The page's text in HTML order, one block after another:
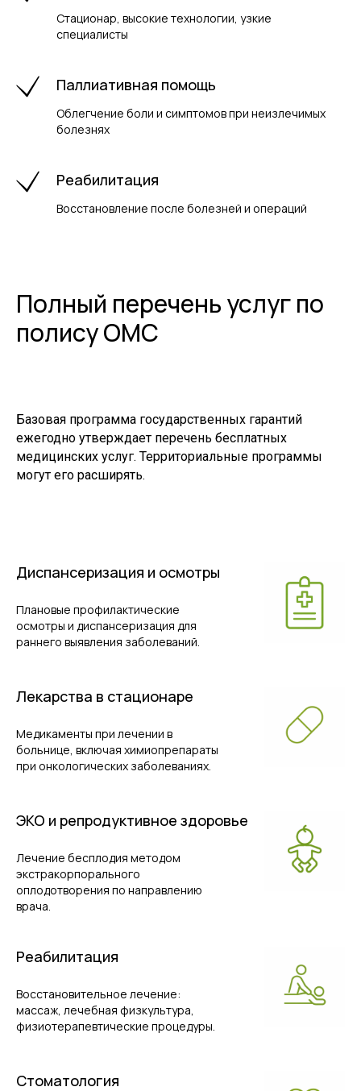
Стационар, высокие технологии, узкие
специалисты
Паллиативная помощь
Облегчение боли и симптомов при неизлечимых
болезнях
Реабилитация
Восстановление после болезней и операций
Полный перечень услуг по
полису ОМС
Базовая программа государственных гарантий
ежегодно утверждает перечень бесплатных
медицинских услуг. Территориальные программы
могут его расширять.
Диспансеризация и осмотры
Плановые профилактические
осмотры и диспансеризация для
раннего выявления заболеваний.
Лекарства в стационаре
Медикаменты при лечении в
больнице, включая химиопрепараты
при онкологических заболеваниях.
ЭКО и репродуктивное здоровье
Лечение бесплодия методом
экстракорпорального
оплодотворения по направлению
врача.
Реабилитация
Восстановительное лечение:
массаж, лечебная физкультура,
физиотерапевтические процедуры.
Стоматология